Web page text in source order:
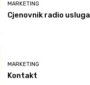
MARKETING
Cjenovnik radio usluga
MARKETING
Kontakt